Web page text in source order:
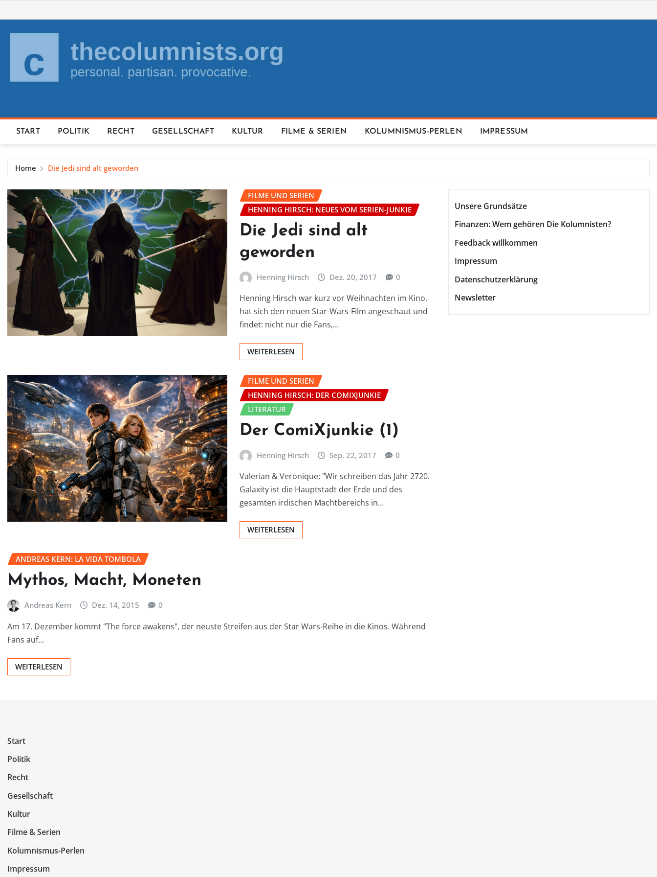
to
content
START POLITIK RECHT GESELLSCHAFT KULTUR FILME & SERIEN KOLUMNISMUS-PERLEN IMPRESSUM
Home Die Jedi sind alt geworden
FILME UND SERIEN
HENNING HIRSCH: NEUES VOM SERIEN-JUNKIE
Die Jedi sind alt
geworden
Henning Hirsch Dez. 20, 2017 0
Henning Hirsch war kurz vor Weihnachten im Kino,
hat sich den neuen Star-Wars-Film angeschaut und
findet: nicht nur die Fans,…
WEITERLESEN
FILME UND SERIEN
HENNING HIRSCH: DER COMIXJUNKIE
LITERATUR
Der ComiXjunkie (1)
Henning Hirsch Sep. 22, 2017 0
Valerian & Veronique: "Wir schreiben das Jahr 2720.
Galaxity ist die Hauptstadt der Erde und des
gesamten irdischen Machtbereichs in…
WEITERLESEN
ANDREAS KERN: LA VIDA TOMBOLA
Mythos, Macht, Moneten
Andreas Kern Dez. 14, 2015 0
Am 17. Dezember kommt "The force awakens", der neuste Streifen aus der Star Wars-Reihe in die Kinos. Während
Fans auf…
WEITERLESEN
Unsere Grundsätze
Finanzen: Wem gehören Die Kolumnisten?
Feedback willkommen
Impressum
Datenschutzerklärung
Newsletter
Start
Politik
Recht
Gesellschaft
Kultur
Filme & Serien
Kolumnismus-Perlen
Impressum